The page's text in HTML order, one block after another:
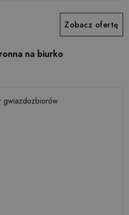
Zobacz ofertę
na biurko